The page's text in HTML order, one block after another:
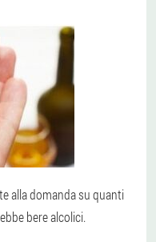
alla domanda su quanti
bere alcolici.